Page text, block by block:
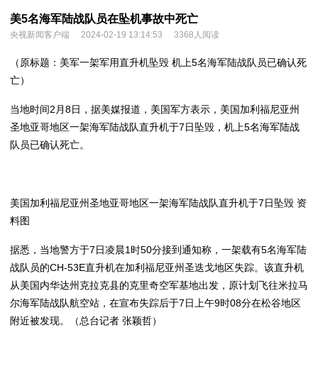
美5名海军陆战队员在坠机事故中死亡
央视新闻客户端 2024-02-19 13:14:53 3368人阅读
（原标题：美军一架军用直升机坠毁 机上5名海军陆战队员已确认死
亡）
当地时间2月8日，据美媒报道，美国军方表示，美国加利福尼亚州
圣地亚哥地区一架海军陆战队直升机于7日坠毁，机上5名海军陆战
队员已确认死亡。
美国加利福尼亚州圣地亚哥地区一架海军陆战队直升机于7日坠毁 资
料图
据悉，当地警方于7日凌晨1时50分接到通知称，一架载有5名海军陆
战队员的CH-53E直升机在加利福尼亚州圣迭戈地区失踪。该直升机
从美国内华达州克拉克县的克里奇空军基地出发，原计划飞往米拉马
尔海军陆战队航空站，在宣布失踪后于7日上午9时08分在松谷地区
附近被发现。（总台记者 张颖哲）